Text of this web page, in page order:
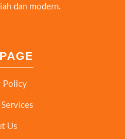
dan modern.
Policy
Us